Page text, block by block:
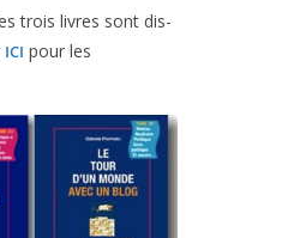
trois livres sont dis­
ICI pour les